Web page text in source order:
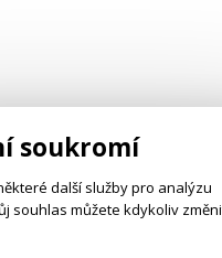
soukromí
další služby pro analýzu
souhlas můžete kdykoliv